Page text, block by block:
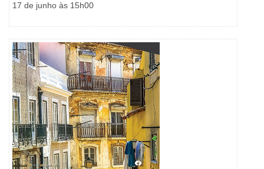
17 de junho às 15h00